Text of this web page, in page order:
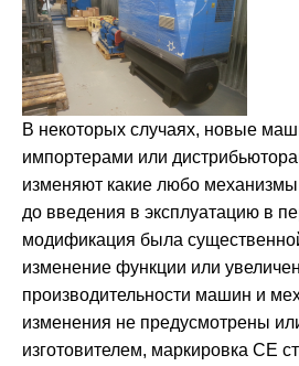
В некоторых случаях, новые
импортерами или
изменяют какие любо механизмы
до введения в эксплуатацию в
модификация была
изменение функции или
производительности машин и
изменения не предусмотрены
изготовителем, маркировка CE